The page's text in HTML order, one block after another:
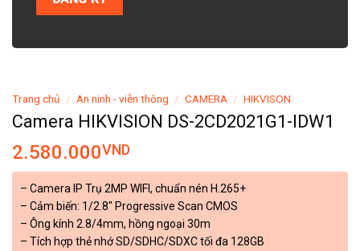
Trang chủ / An ninh - viễn thông / CAMERA / HIKVISON
Camera HIKVISION DS-2CD2021G1-IDW1
2.580.000VND
– Camera IP Trụ 2MP WIFI, chuẩn nén H.265+
– Cảm biến: 1/2.8″ Progressive Scan CMOS
– Ông kính 2.8/4mm, hồng ngoại 30m
– Tích hợp thẻ nhớ SD/SDHC/SDXC tối đa 128GB